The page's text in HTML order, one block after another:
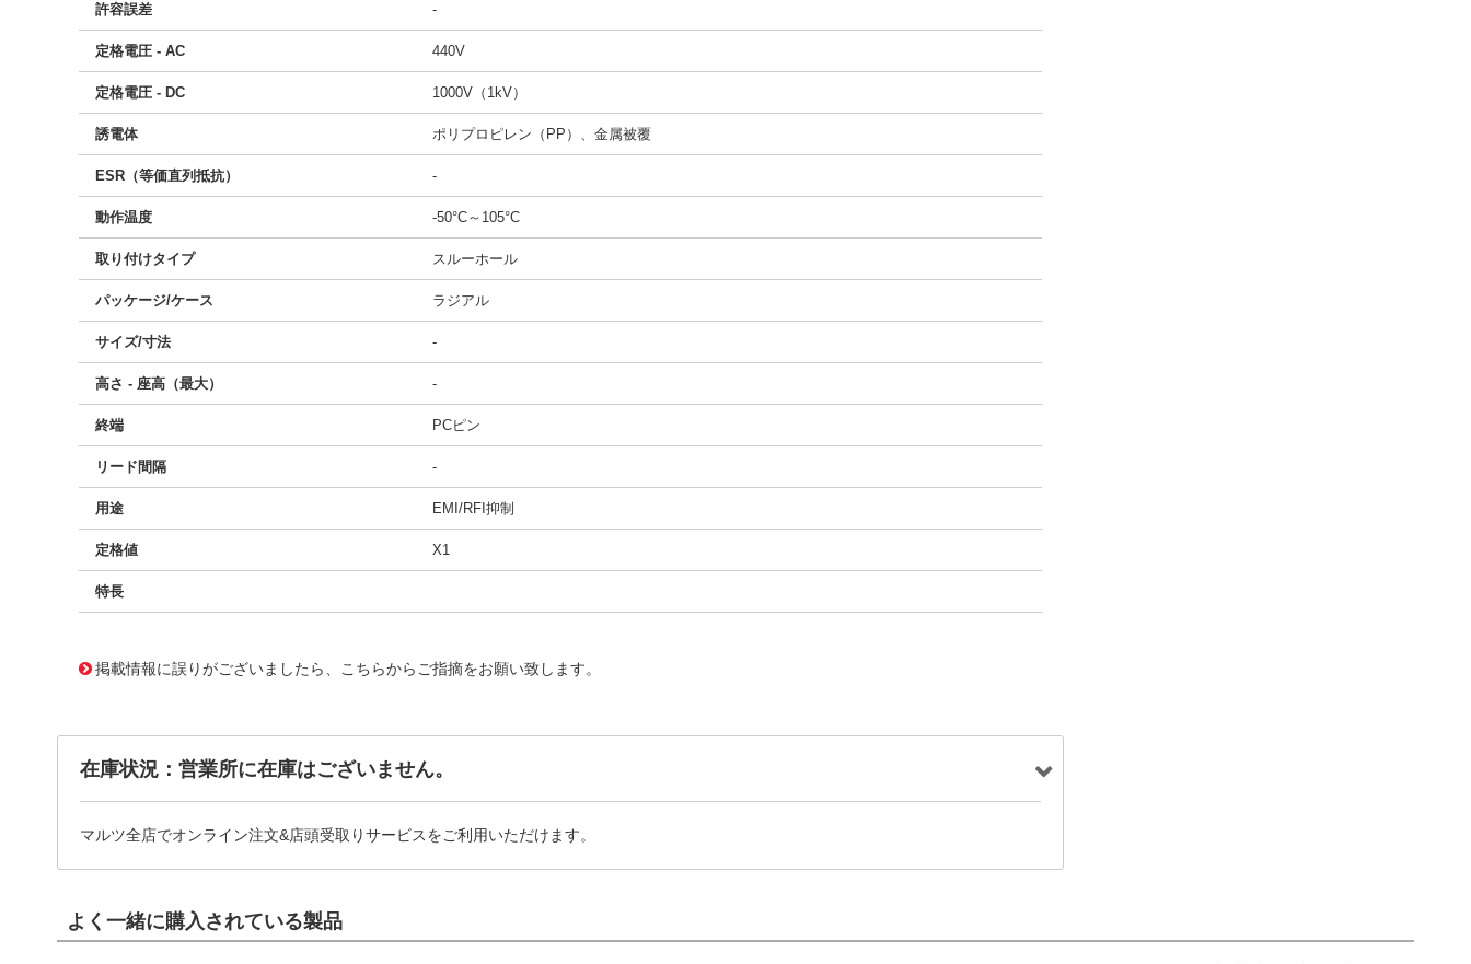
許容誤差 -
定格電圧 - AC 440V
定格電圧 - DC 1000V（1kV）
誘電体 ポリプロピレン（PP）、金属被覆
ESR（等価直列抵抗） -
動作温度 -50°C～105°C
取り付けタイプ スルーホール
パッケージ/ケース ラジアル
サイズ/寸法 -
高さ - 座高（最大） -
終端 PCピン
リード間隔 -
用途 EMI/RFI抑制
定格値 X1
特長
掲載情報に誤りがございましたら、こちらからご指摘をお願い致します。
在庫状況：営業所に在庫はございません。
マルツ全店でオンライン注文&店頭受取りサービスをご利用いただけます。
よく一緒に購入されている製品